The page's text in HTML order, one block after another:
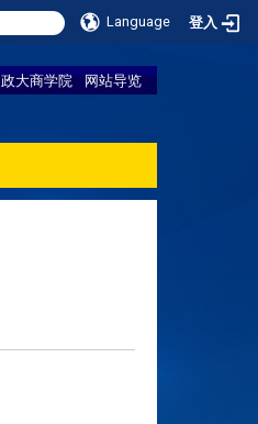
Language 登入
政大商学院 网站导览